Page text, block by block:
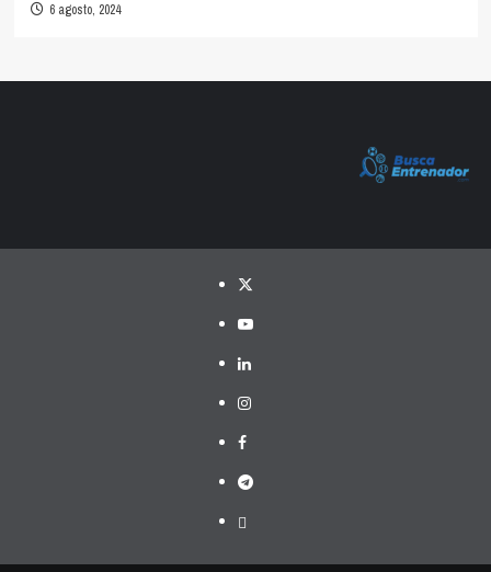
6 agosto, 2024
Twitter
YouTube
LinkedIn
Instagram
Facebook
Telegram
PayPal